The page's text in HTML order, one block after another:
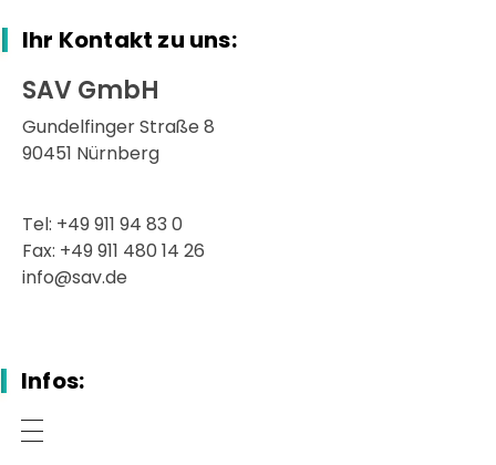
Ihr Kontakt zu uns:
SAV GmbH
Gundelfinger Straße 8
90451 Nürnberg
Tel: +49 911 94 83 0
Fax: +49 911 480 14 26
info@sav.de
Infos: